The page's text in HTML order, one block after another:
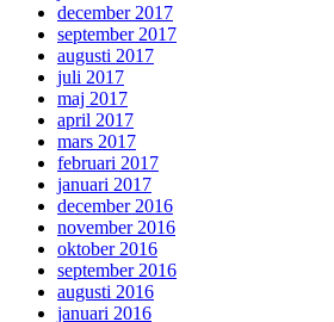
december 2017
september 2017
augusti 2017
juli 2017
maj 2017
april 2017
mars 2017
februari 2017
januari 2017
december 2016
november 2016
oktober 2016
september 2016
augusti 2016
januari 2016